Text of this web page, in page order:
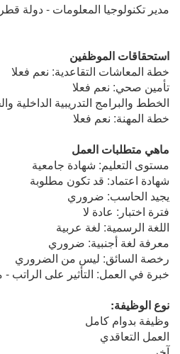
مدير تكنولوجيا المعلومات - دولة
استحقاقات الموظفين
خطة المعاشات التقاعدية: نعم فعلا
تأمين صحي: نعم فعلا
الخطط والبرامج التدريبية الداخلية
خطة المهنة: نعم فعلا
ماهي متطلبات العمل
مستوى التعليم: شهادة جامعية
شهادة اعتماد: قد تكون مطلوبة
يجيد الحاسب: ضروري
فترة اختبار: عادة لا
اللغة الرسمية: لغة عربية
معرفة لغة أجنبية: ضروري
رخصة السائق: ليس من الضروري
خبرة في العمل: التأثير على الراتب -
نوع الوظيفة:
وظيفة بدوام كامل
العمل التعاقدي